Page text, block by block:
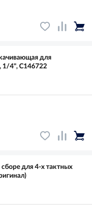
для
1/4", C146722
для 4-х тактных